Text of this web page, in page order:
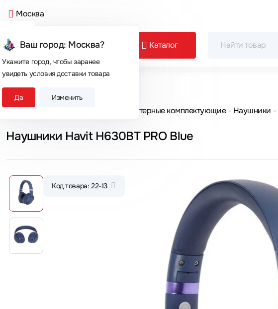
Москва
Ваш город: Москва?
Укажите город, чтобы заранее
увидеть условия доставки товара
Да Изменить
Каталог
Сегодня покупают
Главная Компьютерные комплектующие Наушники
Наушники Havit H630BT PRO Blue
Код товара: 22-13